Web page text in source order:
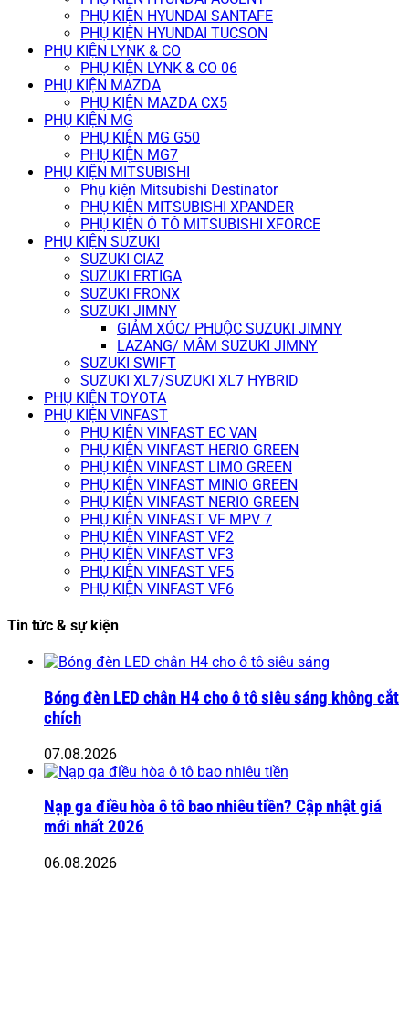
PHỤ KIỆN HYUNDAI SANTAFE
PHỤ KIỆN HYUNDAI TUCSON
PHỤ KIỆN LYNK & CO
PHỤ KIỆN LYNK & CO 06
PHỤ KIỆN MAZDA
PHỤ KIỆN MAZDA CX5
PHỤ KIỆN MG
PHỤ KIỆN MG G50
PHỤ KIỆN MG7
PHỤ KIỆN MITSUBISHI
Phụ kiện Mitsubishi Destinator
PHỤ KIỆN MITSUBISHI XPANDER
PHỤ KIỆN Ô TÔ MITSUBISHI XFORCE
PHỤ KIỆN SUZUKI
SUZUKI CIAZ
SUZUKI ERTIGA
SUZUKI FRONX
SUZUKI JIMNY
GIẢM XÓC/ PHUỘC SUZUKI JIMNY
LAZANG/ MÂM SUZUKI JIMNY
SUZUKI SWIFT
SUZUKI XL7/SUZUKI XL7 HYBRID
PHỤ KIỆN TOYOTA
PHỤ KIỆN VINFAST
PHỤ KIỆN VINFAST EC VAN
PHỤ KIỆN VINFAST HERIO GREEN
PHỤ KIỆN VINFAST LIMO GREEN
PHỤ KIỆN VINFAST MINIO GREEN
PHỤ KIỆN VINFAST NERIO GREEN
PHỤ KIỆN VINFAST VF MPV 7
PHỤ KIỆN VINFAST VF2
PHỤ KIỆN VINFAST VF3
PHỤ KIỆN VINFAST VF5
PHỤ KIỆN VINFAST VF6
Tin tức & sự kiện
Bóng đèn LED chân H4 cho ô tô siêu sáng không cắt
chích
07.08.2026
Nạp ga điều hòa ô tô bao nhiêu tiền? Cập nhật giá
mới nhất 2026
06.08.2026